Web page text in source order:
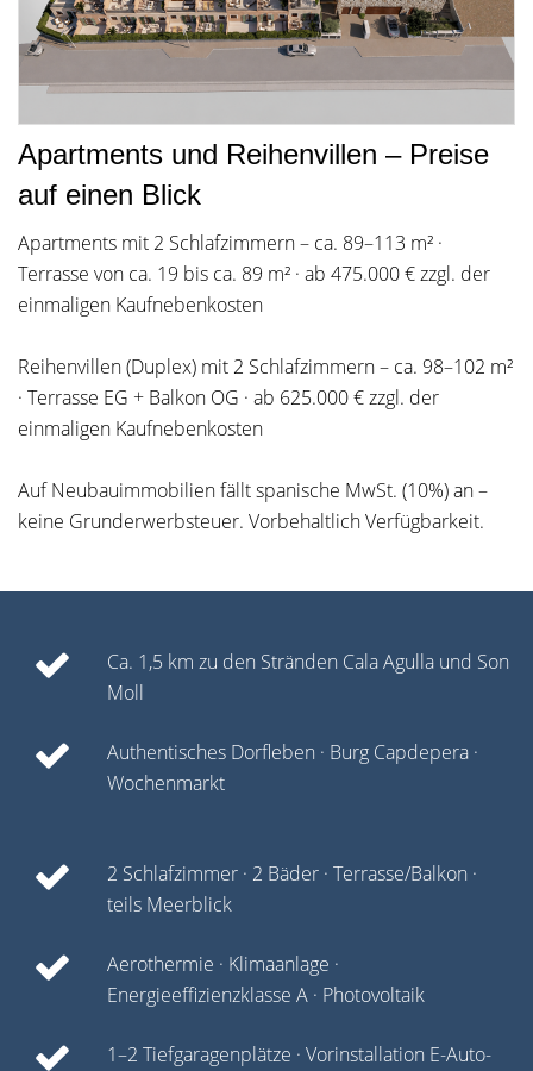
Apartments und Reihenvillen – Preise
auf einen Blick
Apartments mit 2 Schlafzimmern – ca. 89–113 m² ·
Terrasse von ca. 19 bis ca. 89 m² · ab 475.000 € zzgl. der
einmaligen Kaufnebenkosten
Reihenvillen (Duplex) mit 2 Schlafzimmern – ca. 98–102 m²
· Terrasse EG + Balkon OG · ab 625.000 € zzgl. der
einmaligen Kaufnebenkosten
Auf Neubauimmobilien fällt spanische MwSt. (10%) an –
keine Grunderwerbsteuer. Vorbehaltlich Verfügbarkeit.
Ca. 1,5 km zu den Stränden Cala Agulla und Son
Moll
Authentisches Dorfleben · Burg Capdepera ·
Wochenmarkt
2 Schlafzimmer · 2 Bäder · Terrasse/Balkon ·
teils Meerblick
Aerothermie · Klimaanlage ·
Energieeffizienzklasse A · Photovoltaik
1–2 Tiefgaragenplätze · Vorinstallation E-Auto-